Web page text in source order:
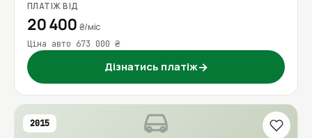
ПЛАТІЖ ВІД
20 400 ₴/міс
Ціна авто 673 000 ₴
Дізнатись платіж→
2015